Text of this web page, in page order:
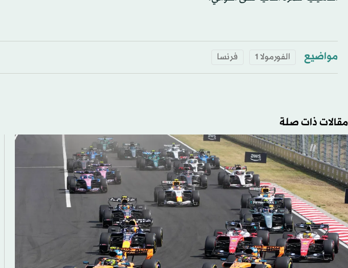
مواضيع الفورمولا 1 فرنسا
مقالات ذات صلة